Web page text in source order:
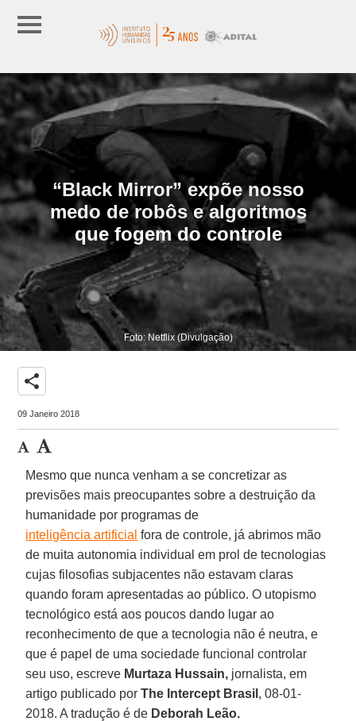
“Black Mirror” expõe nosso
medo de robôs e algoritmos
que fogem do controle
Foto: Netflix (Divulgação)
share
09 Janeiro 2018
Mesmo que nunca venham a se concretizar as
previsões mais preocupantes sobre a destruição da
humanidade por programas de
inteligência artificial fora de controle, já abrimos mão
de muita autonomia individual em prol de tecnologias
cujas filosofias subjacentes não estavam claras
quando foram apresentadas ao público. O utopismo
tecnológico está aos poucos dando lugar ao
reconhecimento de que a tecnologia não é neutra, e
que é papel de uma sociedade funcional controlar
seu uso, escreve Murtaza Hussain, jornalista, em
artigo publicado porThe Intercept Brasil , 08-01-
2018. A tradução é de Deborah Leão.